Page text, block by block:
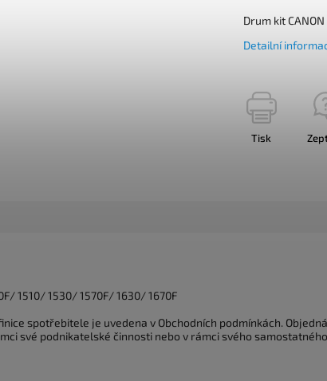
Drum kit
Detailní
Tisk
1510/ 1530/ 1570F/ 1630/ 1670F
spotřebitele je uvedena v Obchodních podmínkách.
své podnikatelské činnosti nebo v rámci svého